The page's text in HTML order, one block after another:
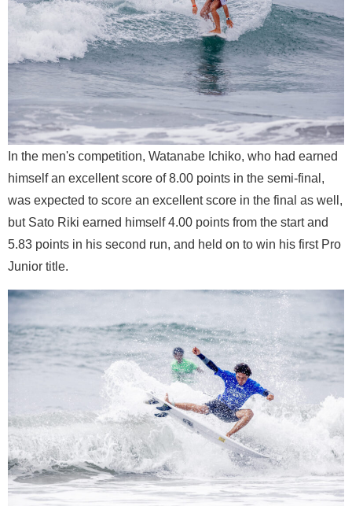
In the men's competition, Watanabe Ichiko, who had earned
himself an excellent score of 8.00 points in the semi-final,
was expected to score an excellent score in the final as well,
but Sato Riki earned himself 4.00 points from the start and
5.83 points in his second run, and held on to win his first Pro
Junior title.